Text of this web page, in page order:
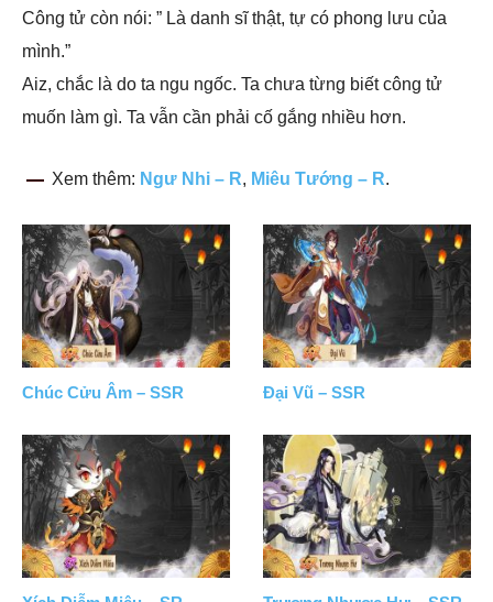
Công tử còn nói: ” Là danh sĩ thật, tự có phong lưu của
mình.”
Aiz, chắc là do ta ngu ngốc. Ta chưa từng biết công tử
muốn làm gì. Ta vẫn cần phải cố gắng nhiều hơn.
Xem thêm: Ngư Nhi – R, Miêu Tướng – R.
Chúc Cửu Âm – SSR Đại Vũ – SSR